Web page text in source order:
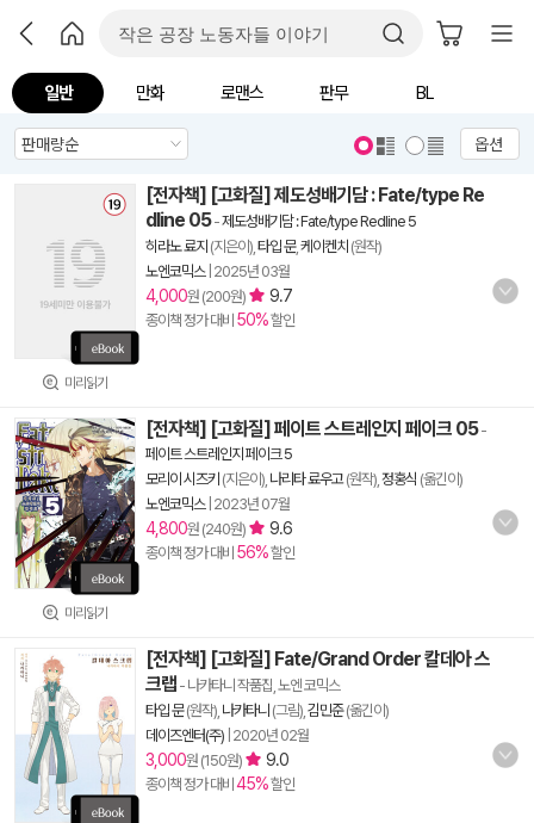
일반 만화 로맨스 판무 BL
옵션
미리읽기
[전자책] [고화질] 제도성배기담 : Fate/type Re
dline 05-제도성배기담 : Fate/type Redline 5
히라노 료지 (지은이), 타입 문, 케이켄치 (원작)
노엔코믹스| 2025년 03월
4,000원 (200원) 9.7
종이책 정가 대비 50%할인
미리읽기
[전자책] [고화질] 페이트 스트레인지 페이크 05-
페이트 스트레인지 페이크 5
모리이 시즈키 (지은이), 나리타 료우고(원작), 정홍식 (옮긴이)
노엔코믹스| 2023년 07월
4,800원 (240원) 9.6
종이책 정가 대비 56%할인
[전자책] [고화질] Fate/Grand Order 칼데아 스
크랩 - 나카타니 작품집, 노엔 코믹스
타입 문(원작), 나카타니 (그림), 김민준(옮긴이)
데이즈엔터(주) 2020년 02월
3,000원 (150원) 9.0
종이책 정가 대비 45%할인